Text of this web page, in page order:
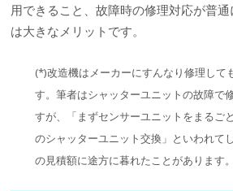
用できること、故障時の修理対応が普
は大きなメリットです。
(*)改造機はメーカーにすんなり修理して
す。筆者はシャッターユニットの故障で
すが、「まずセンサーユニットをまるご
のシャッターユニット交換」といわれて
の見積額に途方に暮れたことがあります。